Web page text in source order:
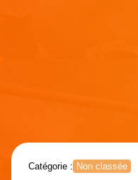
Catégorie : Non classée